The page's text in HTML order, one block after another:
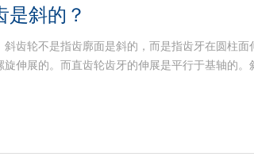
是斜的？
齿轮不是指齿廓面是斜的，而是指齿牙在圆柱
伸展的。而直齿轮齿牙的伸展是平行于基轴的